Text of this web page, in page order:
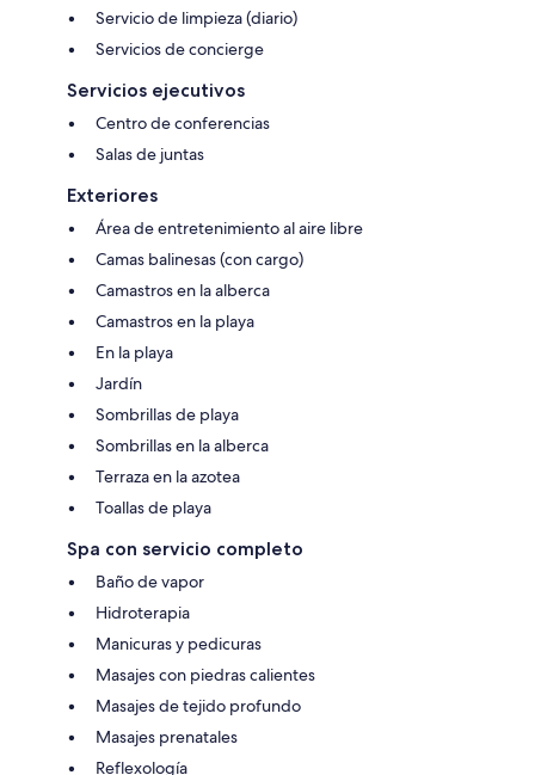
Servicio de limpieza (diario)
Servicios de concierge
Servicios ejecutivos
Centro de conferencias
Salas de juntas
Exteriores
Área de entretenimiento al aire libre
Camas balinesas (con cargo)
Camastros en la alberca
Camastros en la playa
En la playa
Jardín
Sombrillas de playa
Sombrillas en la alberca
Terraza en la azotea
Toallas de playa
Spa con servicio completo
Baño de vapor
Hidroterapia
Manicuras y pedicuras
Masajes con piedras calientes
Masajes de tejido profundo
Masajes prenatales
Reflexología